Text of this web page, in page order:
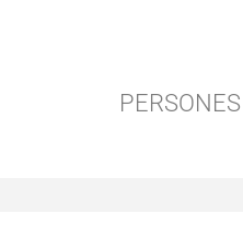
PERSONES